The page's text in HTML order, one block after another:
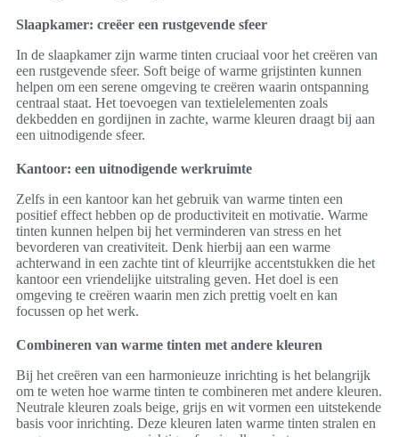
Slaapkamer: creëer een rustgevende sfeer
In de slaapkamer zijn warme tinten cruciaal voor het creëren van
een rustgevende sfeer. Soft beige of warme grijstinten kunnen
helpen om een serene omgeving te creëren waarin ontspanning
centraal staat. Het toevoegen van textielelementen zoals
dekbedden en gordijnen in zachte, warme kleuren draagt bij aan
een uitnodigende sfeer.
Kantoor: een uitnodigende werkruimte
Zelfs in een kantoor kan het gebruik van warme tinten een
positief effect hebben op de productiviteit en motivatie. Warme
tinten kunnen helpen bij het verminderen van stress en het
bevorderen van creativiteit. Denk hierbij aan een warme
achterwand in een zachte tint of kleurrijke accentstukken die het
kantoor een vriendelijke uitstraling geven. Het doel is een
omgeving te creëren waarin men zich prettig voelt en kan
focussen op het werk.
Combineren van warme tinten met andere kleuren
Bij het creëren van een harmonieuze inrichting is het belangrijk
om te weten hoe warme tinten te combineren met andere kleuren.
Neutrale kleuren zoals beige, grijs en wit vormen een uitstekende
basis voor inrichting. Deze kleuren laten warme tinten stralen en